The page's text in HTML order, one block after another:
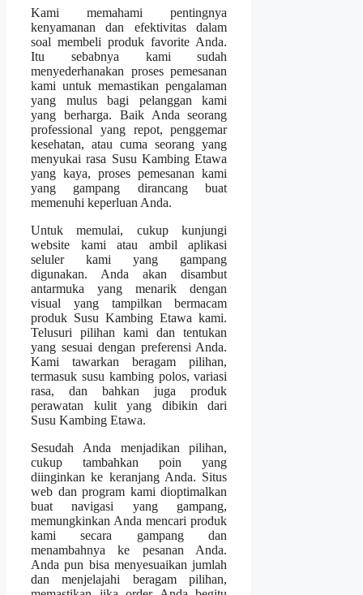
Kami memahami pentingnya
kenyamanan dan efektivitas dalam
soal membeli produk favorite Anda.
Itu sebabnya kami sudah
menyederhanakan proses pemesanan
kami untuk memastikan pengalaman
yang mulus bagi pelanggan kami
yang berharga. Baik Anda seorang
professional yang repot, penggemar
kesehatan, atau cuma seorang yang
menyukai rasa Susu Kambing Etawa
yang kaya, proses pemesanan kami
yang gampang dirancang buat
memenuhi keperluan Anda.
Untuk memulai, cukup kunjungi
website kami atau ambil aplikasi
seluler kami yang gampang
digunakan. Anda akan disambut
antarmuka yang menarik dengan
visual yang tampilkan bermacam
produk Susu Kambing Etawa kami.
Telusuri pilihan kami dan tentukan
yang sesuai dengan preferensi Anda.
Kami tawarkan beragam pilihan,
termasuk susu kambing polos, variasi
rasa, dan bahkan juga produk
perawatan kulit yang dibikin dari
Susu Kambing Etawa.
Sesudah Anda menjadikan pilihan,
cukup tambahkan poin yang
diinginkan ke keranjang Anda. Situs
web dan program kami dioptimalkan
buat navigasi yang gampang,
memungkinkan Anda mencari produk
kami secara gampang dan
menambahnya ke pesanan Anda.
Anda pun bisa menyesuaikan jumlah
dan menjelajahi beragam pilihan,